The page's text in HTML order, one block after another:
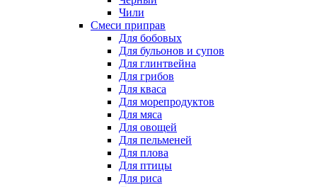
Чили
Смеси приправ
Для бобовых
Для бульонов и супов
Для глинтвейна
Для грибов
Для кваса
Для морепродуктов
Для мяса
Для овощей
Для пельменей
Для плова
Для птицы
Для риса